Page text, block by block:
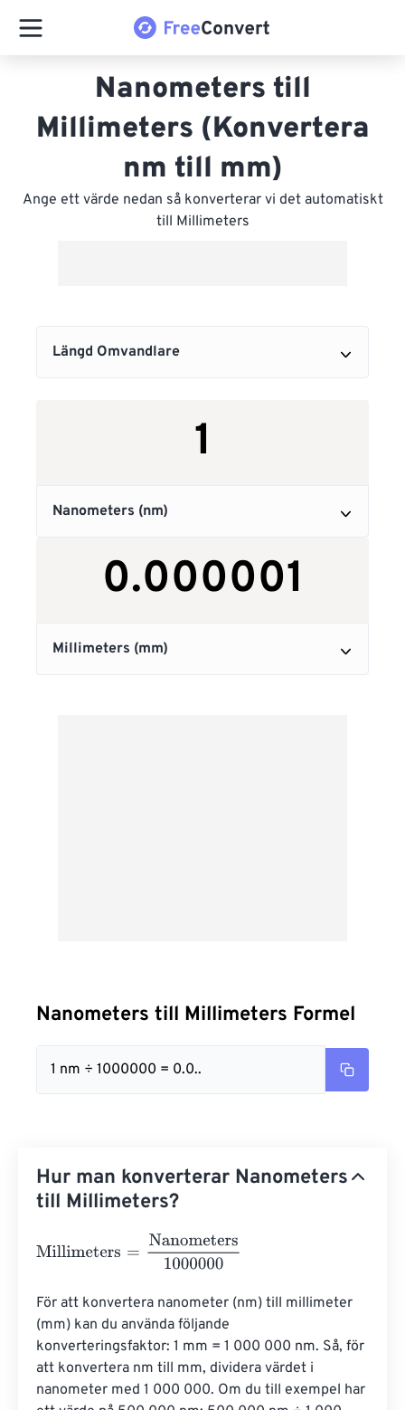
Nanometers till
Millimeters (Konvertera
nm till mm)
Ange ett värde nedan så konverterar vi det automatiskt
till Millimeters
Nanometers till Millimeters Formel
1 nm ÷ 1000000 = 0.0..
Hur man konverterar Nanometers
till Millimeters?
Millimeters Nanometers1000000
För att konvertera nanometer (nm) till millimeter
(mm) kan du använda följande
konverteringsfaktor: 1 mm = 1 000 000 nm. Så, för
att konvertera nm till mm, dividera värdet i
nanometer med 1 000 000. Om du till exempel har